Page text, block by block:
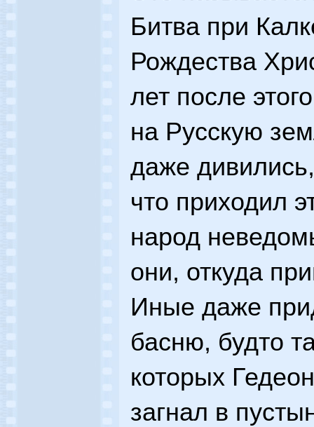
Битва при
Рождества
лет после
на Русскую
даже
что приходил
народ
они, откуда
Иные даже
басню, будто
которых
загнал в